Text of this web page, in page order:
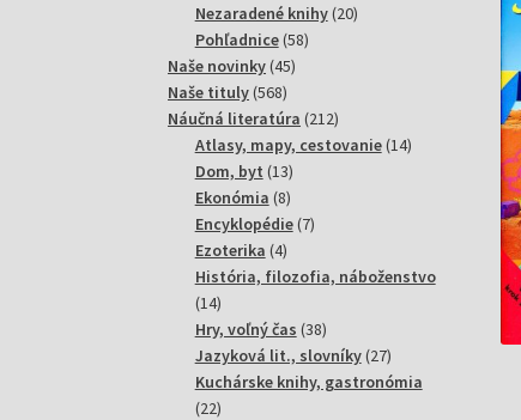
Nezaradené knihy 2020
Pohľadnice 5858
Naše novinky 4545
Naše tituly 568568
produktov
Náučná literatúra 212212
produktov
Atlasy, mapy, cestovanie 1414
Dom, byt 1313
produktov
Ekonómia 88
produktov
Encyklopédie 77
Ezoterika 44
produkty
História, filozofia, náboženstvo
1414
produktov
Hry, voľný čas 3838
produktov
Jazyková lit., slovníky 2727
produktov
Kuchárske knihy, gastronómia
2222